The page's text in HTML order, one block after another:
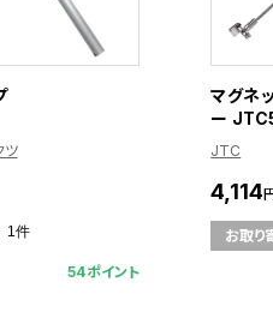
ツ
1件
54ポイント
マグネ
ー
JTC
4,114
お取り